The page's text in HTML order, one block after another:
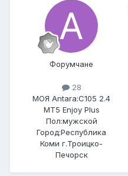
Форумчане
28
МОЯ Antara:C105 2.4
MT5 Enjoy Plus
Пол:мужской
Город:Республика
Коми г.Троицко-
Печорск